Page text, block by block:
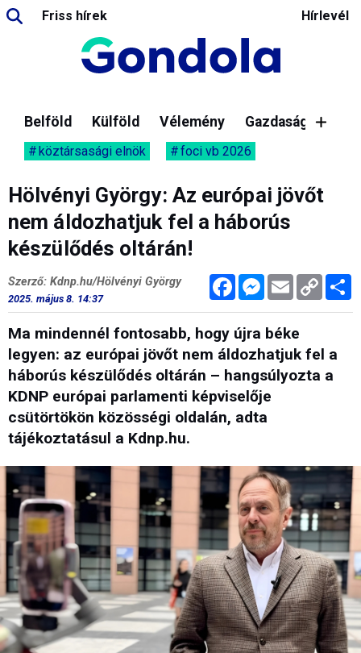
Friss hírek Hírlevél
Belföld Külföld Vélemény Gazdaság
köztársasági elnök foci vb 2026
Hölvényi György: Az európai jövőt
nem áldozhatjuk fel a háborús
készülődés oltárán!
FacebookMessenger
Email Copy
Link
Szerző: Kdnp.hu/Hölvényi György
2025. május 8. 14:37
Ma mindennél fontosabb, hogy újra béke
legyen: az európai jövőt nem áldozhatjuk fel a
háborús készülődés oltárán – hangsúlyozta a
KDNP európai parlamenti képviselője
csütörtökön közösségi oldalán, adta
tájékoztatásul a Kdnp.hu.